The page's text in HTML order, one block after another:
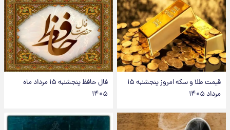
قیمت طلا و سکه امروز پنجشنبه ۱۵
مرداد ۱۴۰۵
فال حافظ پنجشنبه ۱۵ مرداد ماه
۱۴۰۵